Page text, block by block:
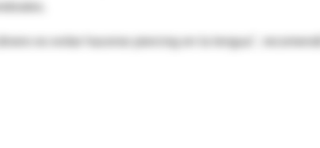
es evitar hacerse piercing en la lengua",